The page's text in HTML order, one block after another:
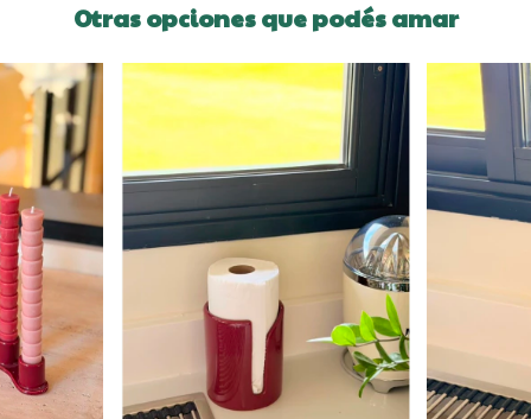
Otras opciones que podés amar